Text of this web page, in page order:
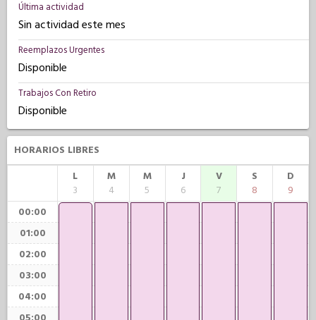
Última actividad
Sin actividad este mes
Reemplazos Urgentes
Disponible
Trabajos Con Retiro
Disponible
HORARIOS LIBRES
L
3
M
4
M
5
J
6
V
7
S
8
D
9
00:00
01:00
02:00
03:00
04:00